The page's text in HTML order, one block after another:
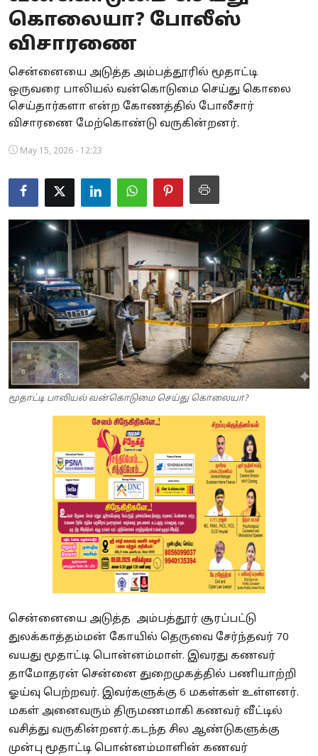
Business
Crime
Tamilnadu
National
World
Astrology
Spirituality
Weather
Politics
கொலையா? போலீஸ்
விசாரணை
சென்னையை அடுத்த அம்பத்தூரில் மூதாட்டி
ஒருவரை பாலியல் வன்கொடுமை செய்து கொலை
செய்தார்களா என்ற கோணத்தில் போலீசார்
விசாரணை மேற்கொண்டு வருகின்றனர்.
May 15, 2026 - 12:23
மூதாட்டி பாலியல் வன்கொடுமை செய்து கொலையா?
சென்னையை அடுத்த அம்பத்தூர் சூரப்பட்டு
துலக்காத்தம்மன் கோயில் தெருவை சேர்ந்தவர் 70
வயது மூதாட்டி பொன்னம்மாள். இவரது கணவர்
தாமோதரன் சென்னை துறைமுகத்தில் பணியாற்றி
ஓய்வு பெற்றவர். இவர்களுக்கு 6 மகள்கள் உள்ளனர்.
மகள் அனைவரும் திருமணமாகி கணவர் வீட்டில்
வசித்து வருகின்றனர்.கடந்த சில ஆண்டுகளுக்கு
முன்பு மூதாட்டி பொன்னம்மாளின் கணவர்